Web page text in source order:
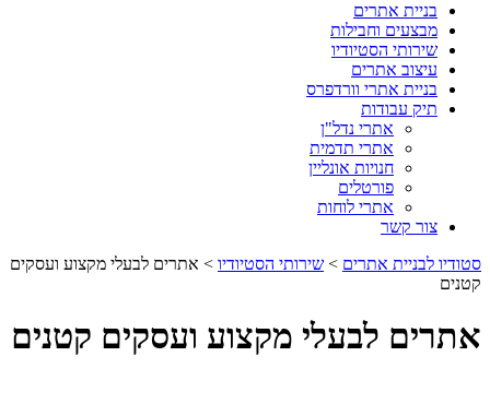
בניית אתרים
מבצעים וחבילות
שירותי הסטיודיו
עיצוב אתרים
בניית אתרי וורדפרס
תיק עבודות
אתרי נדל"ן
אתרי תדמית
חנויות אונליין
פורטלים
אתרי לוחות
צור קשר
סטודיו לבניית אתרים > שירותי הסטיודיו > אתרים לבעלי מקצוע ועסקים
קטנים
אתרים לבעלי מקצוע ועסקים קטנים